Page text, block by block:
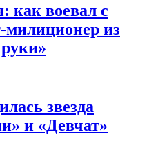
как воевал с
милиционер из
звезда
и «Девчат»